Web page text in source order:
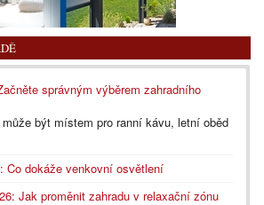
správným výběrem zahradního
může být místem pro ranní kávu, letní oběd
Co dokáže venkovní osvětlení
Jak proměnit zahradu v relaxační zónu